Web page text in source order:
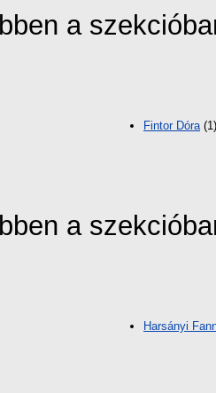
a
Fintor Dóra(1)
a
Harsányi